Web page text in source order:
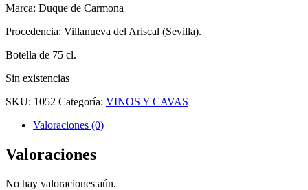
Marca: Duque de Carmona
Procedencia: Villanueva del Ariscal (Sevilla).
Botella de 75 cl.
Sin existencias
SKU: 1052 Categoría: VINOS Y CAVAS
Valoraciones (0)
Valoraciones
No hay valoraciones aún.